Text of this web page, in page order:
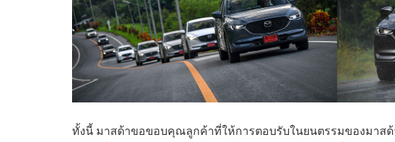
ทั้งนี้ มาสด้าขอขอบคุณลูกค้าที่ให้การตอบรับในยนตรรมของมาส